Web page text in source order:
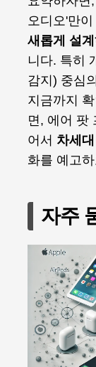
오디오'만이
새롭게 설
니다. 특히
감지) 중심
지금까지
면, 에어 팟
어서 차세
화를 예고
자주